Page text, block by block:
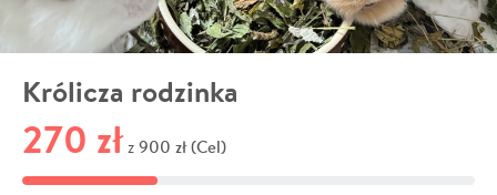
Królicza rodzinka
270 zł z 900 zł (Cel)